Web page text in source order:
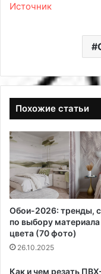
Источник
Похожие статьи
Обои-2026: тренды,
по выбору материала
цвета (70 фото)
26.10.2025
Как и чем резать